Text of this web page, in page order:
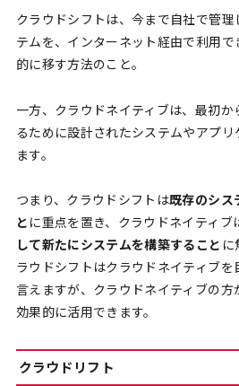
クラウドシフトは、今まで自社で管
テムを、インターネット経由で利用
的に移す方法のこと。
一方、クラウドネイティブは、最初か
るために設計されたシステムやアプリ
ます。
つまり、クラウドシフトは既存のシス
と に重点を置き、クラウドネイティブ
して新たにシステムを構築すること に
ラウドシフトはクラウドネイティブを
言えますが、クラウドネイティブの方
効果的に活用できます。
クラウドリフト